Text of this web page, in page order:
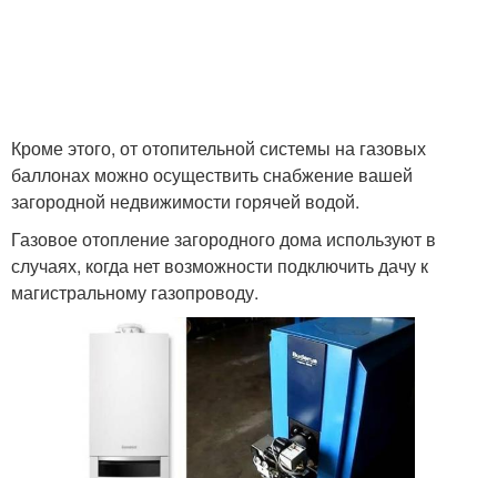
Кроме этого, от отопительной системы на газовых
баллонах можно осуществить снабжение вашей
загородной недвижимости горячей водой.
Газовое отопление загородного дома используют в
случаях, когда нет возможности подключить дачу к
магистральному газопроводу.